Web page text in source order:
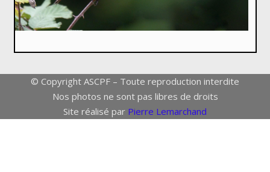
© Copyright ASCPF – Toute reproduction interdite
Nos photos ne sont pas libres de droits
Site réalisé par Pierre Lemarchand